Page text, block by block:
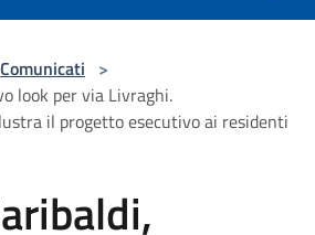
Comunicati >
look per via Livraghi.
il progetto esecutivo ai residenti